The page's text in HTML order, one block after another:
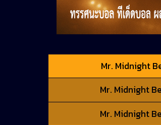
Mr. Midnight
Mr. Midnight
Mr. Midnight